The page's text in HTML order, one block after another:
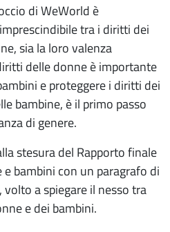
di WeWorld è
tra i diritti dei
sia la loro valenza
delle donne è importante
e proteggere i diritti dei
bambine, è il primo passo
di genere.
stesura del Rapporto finale
bambini con un paragrafo di
a spiegare il nesso tra
e dei bambini.